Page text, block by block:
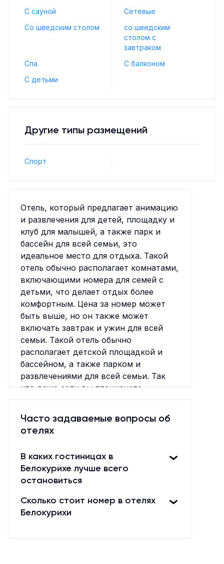
С сауной
Сетевые
Со шведским столом
со шведским
столом с
завтраком
Спа
С балконом
С детьми
Другие типы размещений
Спорт
Отель, который предлагает анимацию
и развлечения для детей, площадку и
клуб для малышей, а также парк и
бассейн для всей семьи, это
идеальное место для отдыха. Такой
отель обычно располагает комнатами,
включающими номера для семей с
детьми, что делает отдых более
комфортным. Цена за номер может
быть выше, но он также может
включать завтрак и ужин для всей
семьи. Такой отель обычно
располагает детской площадкой и
бассейном, а также парком и
развлечениями для всей семьи. Так
что даже если вы планируете
развлечения для каждого члена семьи.
В итоге, если вы планируете
семейный отдых, отель с детьми – это
отдыха, которое предлагает
развлечения для детей, комфортные
номера для всей семьи и доступные
цены.
Часто задаваемые вопросы об
отелях
В каких гостиницах в
Белокурихе лучше всего
остановиться
Сколько стоит номер в отелях
Белокурихи